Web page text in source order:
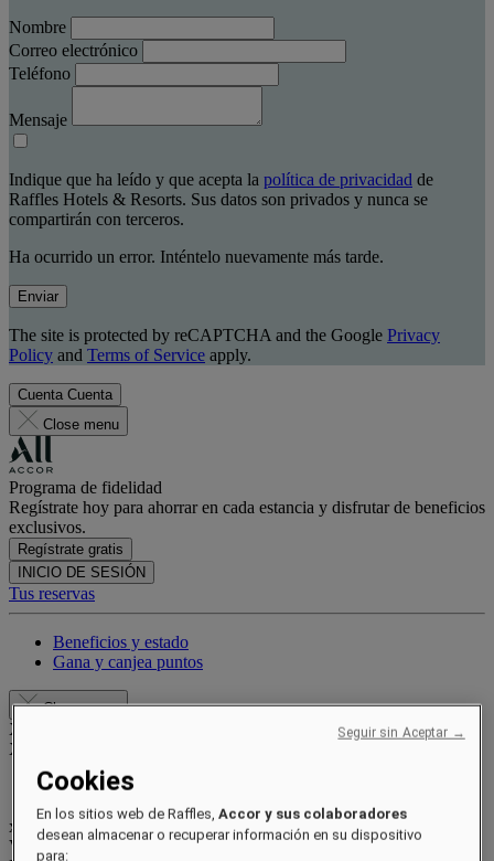
Nombre
Correo electrónico
Teléfono
Mensaje
Indique que ha leído y que acepta la política de privacidad de
Raffles Hotels & Resorts. Sus datos son privados y nunca se
compartirán con terceros.
Ha ocurrido un error. Inténtelo nuevamente más tarde.
Enviar
The site is protected by reCAPTCHA and the Google Privacy
Policy and Terms of Service apply.
Cuenta Cuenta
Close menu
Programa de fidelidad
Regístrate hoy para ahorrar en cada estancia y disfrutar de beneficios
exclusivos.
Regístrate gratis
INICIO DE SESIÓN
Tus reservas
Beneficios y estado
Gana y canjea puntos
Close menu
Xxxx Xxxxxxxxx
XXXXXX X XXXXXXXX X
xxxxxxxx
Valid until
Cookies
En los sitios web de Raffles,Accor y sus colaboradores
desean almacenar o recuperar información en su dispositivo
para:
Seguir sin Aceptar →